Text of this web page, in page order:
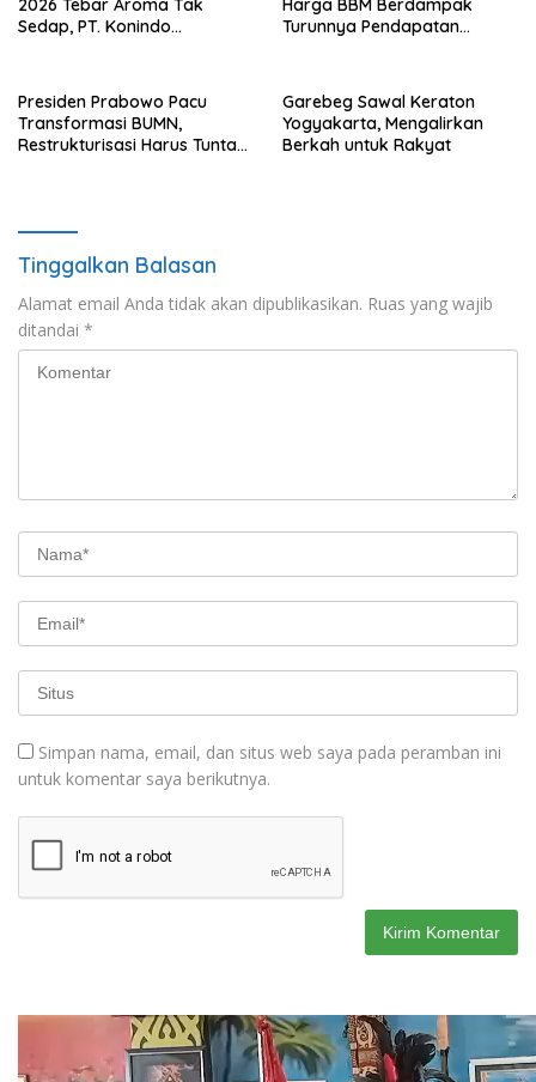
2026 Tebar Aroma Tak
Sedap, PT. Konindo
Harga BBM Berdampak
Turunnya Pendapatan
Presiden Prabowo Pacu
Transformasi BUMN,
Restrukturisasi Harus Tuntas
Garebeg Sawal Keraton
Yogyakarta, Mengalirkan
Berkah untuk Rakyat
Tinggalkan Balasan
Alamat email Anda tidak akan dipublikasikan. Ruas yang wajib
ditandai *
Simpan nama, email, dan situs web saya pada peramban ini
untuk komentar saya berikutnya.